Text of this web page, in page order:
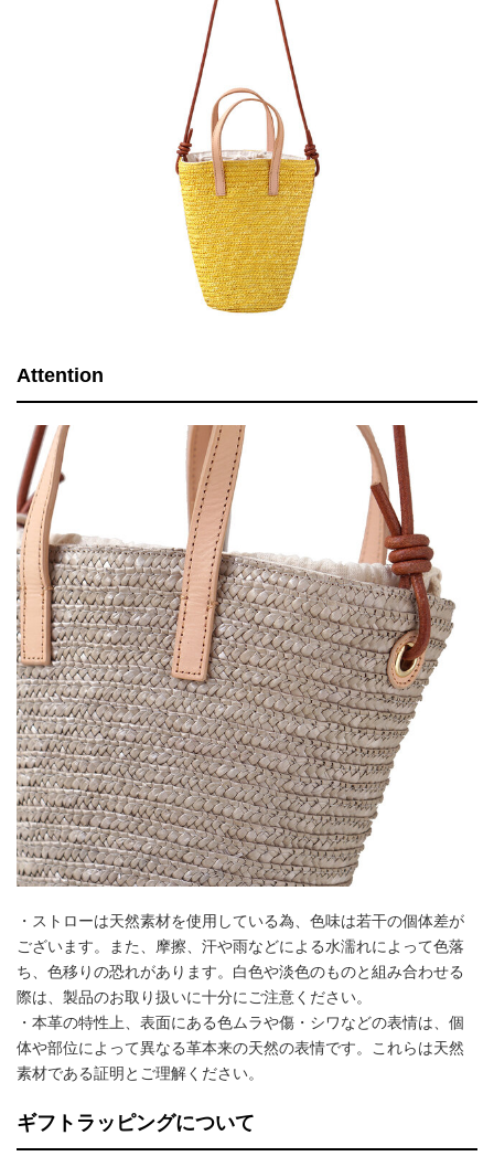
Attention
・ストローは天然素材を使用している為、色味は若干の個体差が
ございます。また、摩擦、汗や雨などによる水濡れによって色落
ち、色移りの恐れがあります。白色や淡色のものと組み合わせる
際は、製品のお取り扱いに十分にご注意ください。
・本革の特性上、表面にある色ムラや傷・シワなどの表情は、個
体や部位によって異なる革本来の天然の表情です。これらは天然
素材である証明とご理解ください。
ギフトラッピングについて